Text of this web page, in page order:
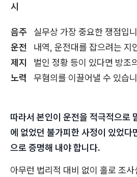
시
음주
운전
제지
노력
실무상 가장 중요한 쟁점입
내역, 운전대를 잡으려는 지
벌인 정황 등이 있다면 방조
무혐의를 이끌어낼 수 있습
따라서 본인이 운전을 적극적으로
에 없었던 불가피한 사정이 있었다
으로 증명해 내야 합니다.
아무런 법리적 대비 없이 홀로 조